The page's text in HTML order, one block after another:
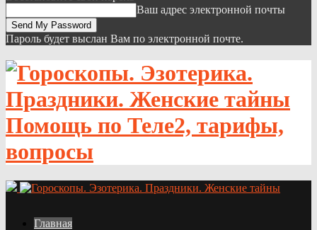
Ваш адрес электронной почты
Пароль будет выслан Вам по электронной почте.
Помощь по Теле2, тарифы,
вопросы
Главная